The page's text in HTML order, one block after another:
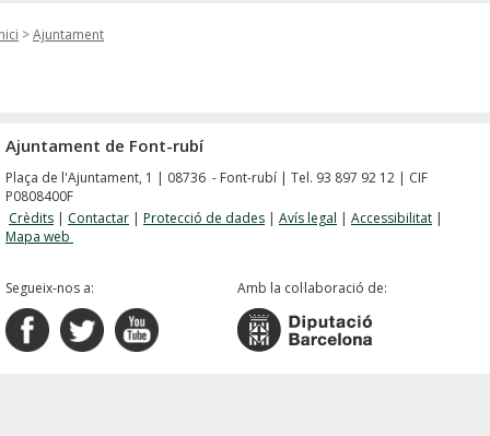
>Ajuntament
Ajuntament de Font-rubí
Plaça de l'Ajuntament, 1 | 08736 - Font-rubí | Tel. 93 897 92 12 | CIF
P0808400F
Crèdits | Contactar | Protecció de dades | Avís legal | Accessibilitat |
Mapa web
Segueix-nos a: Amb la col·laboració de: